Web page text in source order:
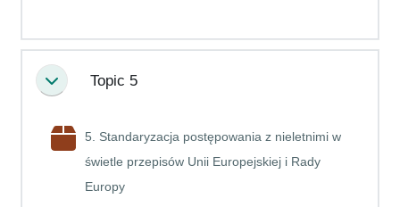
MinimalizujTopic 5
5. Standaryzacja postępowania z nieletnimi w
świetle przepisów Unii Europejskiej i Rady
EuropyPakiet SCORM